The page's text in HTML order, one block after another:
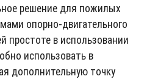
решение для пожилых
опорно-двигательного
простоте в использовании
использовать в
дополнительную точку